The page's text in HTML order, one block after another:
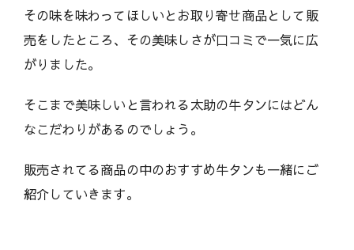
その味を味わってほしいとお取り寄せ商品として販
売をしたところ、その美味しさが口コミで一気に広
がりました。
そこまで美味しいと言われる太助の牛タンにはどん
なこだわりがあるのでしょう。
販売されてる商品の中のおすすめ牛タンも一緒にご
紹介していきます。